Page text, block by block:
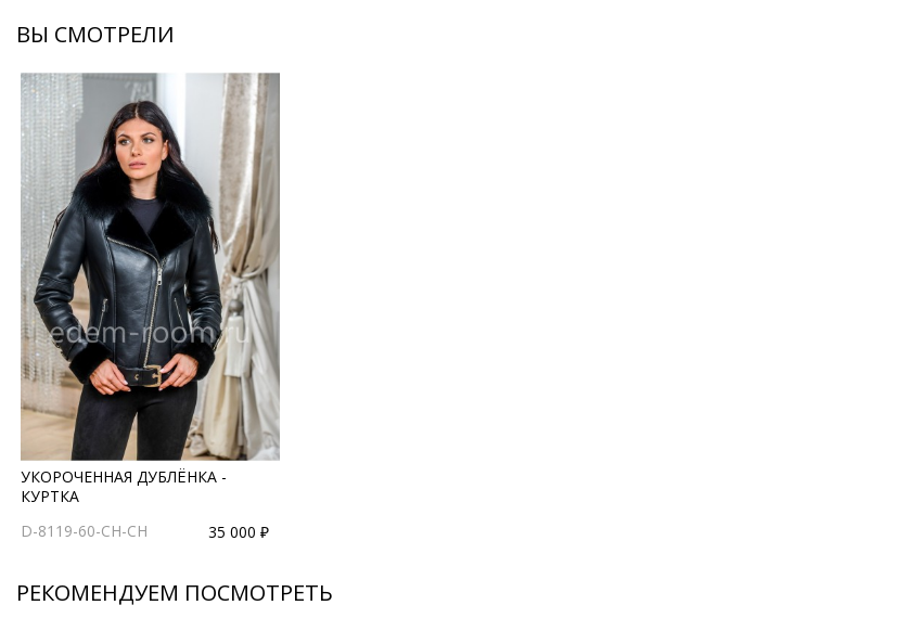
ВЫ СМОТРЕЛИ
УКОРОЧЕННАЯ ДУБЛЁНКА -
КУРТКА
D-8119-60-CH-CH
35 000 ₽
РЕКОМЕНДУЕМ ПОСМОТРЕТЬ